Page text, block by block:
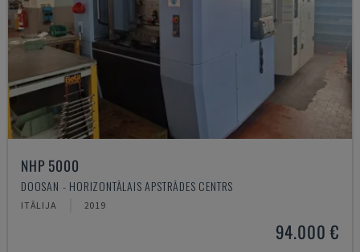
NHP 5000
DOOSAN - HORIZONTĀLAIS APSTRĀDES CENTRS
ITĀLIJA 2019
94.000 €